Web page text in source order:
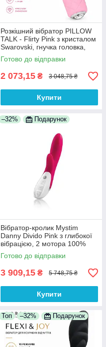
Розкішний вібратор PILLOW
TALK - Flirty Pink з кристалом
Swarovski, гнучка головка,
USB-кабель в комплекті
Готово до відправки
2 073,15 ₴ 3 048,75 ₴
Купити
–32% Подарунок
Вібратор-кролик Mystim
Danny Divido Pink з глибокої
вібрацією, 2 мотора 100%
Анонімності
Готово до відправки
3 909,15 ₴ 5 748,75 ₴
Купити
Топ –32% Подарунок